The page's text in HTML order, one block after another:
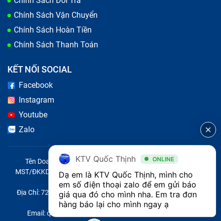
kính Xiaomi chất lượng với giá tốt. Bạn có thể gọi đến
hotline 18001236 để được tư vấn và báo giá chuẩn xác.
Chính Sách Vận Chuyển
Chính Sách Hoàn Tiền
Chính Sách Thanh Toán
KẾT NỐI SOCIAL
Facebook
Instagram
Youtube
Zalo
Tên Doanh Nghiệp: CÔNG TY TNHH CITY ONE VIỆT NAM
MST/ĐKKD/QĐTL: 0316569346 do sở KHĐT TP.HCM cấp ngày
14/04/2023
Địa Chỉ: 721 Trường Chinh, Phường Tây Thạnh, Quận Tân Phú,
Thành phố Hồ Chí Minh, Việt Nam
Email: quoc@baohanhone.com | Điện Thoại: 18001236
KTV Quốc Thịnh ONLINE
Dạ em là KTV Quốc Thịnh, mình cho
em số điện thoại zalo để em gửi báo
giá qua đó cho mình nha. Em tra đơn
hàng báo lại cho mình ngay ạ